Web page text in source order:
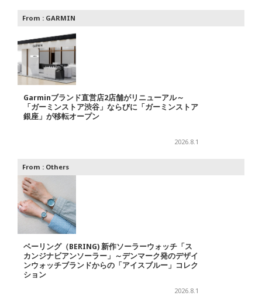
From : GARMIN
Garminブランド直営店2店舗がリニューアル～
「ガーミンストア渋谷」ならびに「ガーミンストア
銀座」が移転オープン
2026.8.1
From : Others
ベーリング（BERING) 新作ソーラーウォッチ「ス
カンジナビアンソーラー」～デンマーク発のデザイ
ンウォッチブランドからの「アイスブルー」コレク
ション
2026.8.1